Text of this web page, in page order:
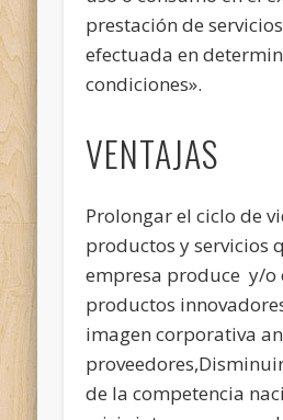
prestación de
efectuada en
condiciones».
VENTAJAS
Prolongar el ciclo de
productos y servicios
empresa produce y/o
productos
imagen corporativa
de la competencia